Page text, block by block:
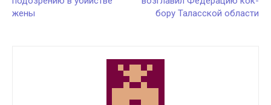
жены
бору Таласской области